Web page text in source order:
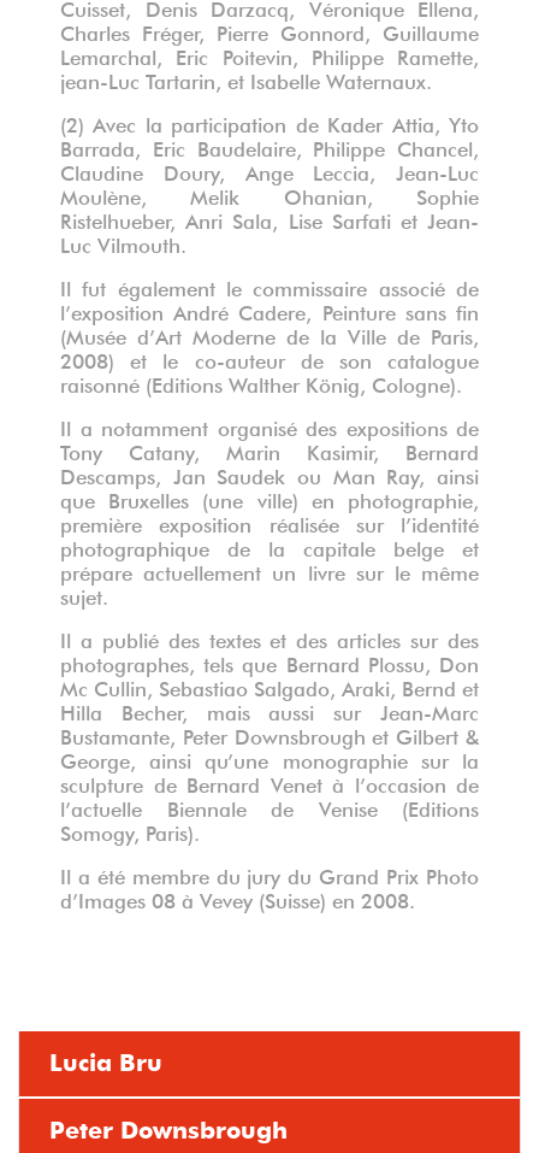
Cuisset, Denis Darzacq, Véronique Ellena,
Charles Fréger, Pierre Gonnord, Guillaume
Lemarchal, Eric Poitevin, Philippe Ramette,
jean-Luc Tartarin, et Isabelle Waternaux.
(2) Avec la participation de Kader Attia, Yto
Barrada, Eric Baudelaire, Philippe Chancel,
Claudine Doury, Ange Leccia, Jean-Luc
Moulène, Melik Ohanian, Sophie
Ristelhueber, Anri Sala, Lise Sarfati et Jean-
Luc Vilmouth.
Il fut également le commissaire associé de
l’exposition André Cadere, Peinture sans fin
(Musée d’Art Moderne de la Ville de Paris,
2008) et le co-auteur de son catalogue
raisonné (Editions Walther König, Cologne).
Il a notamment organisé des expositions de
Tony Catany, Marin Kasimir, Bernard
Descamps, Jan Saudek ou Man Ray, ainsi
que Bruxelles (une ville) en photographie,
première exposition réalisée sur l’identité
photographique de la capitale belge et
prépare actuellement un livre sur le même
sujet.
Il a publié des textes et des articles sur des
photographes, tels que Bernard Plossu, Don
Mc Cullin, Sebastiao Salgado, Araki, Bernd et
Hilla Becher, mais aussi sur Jean-Marc
Bustamante, Peter Downsbrough et Gilbert &
George, ainsi qu’une monographie sur la
sculpture de Bernard Venet à l’occasion de
l’actuelle Biennale de Venise (Editions
Somogy, Paris).
Il a été membre du jury du Grand Prix Photo
d’Images 08 à Vevey (Suisse) en 2008.
Lucia Bru
Peter Downsbrough